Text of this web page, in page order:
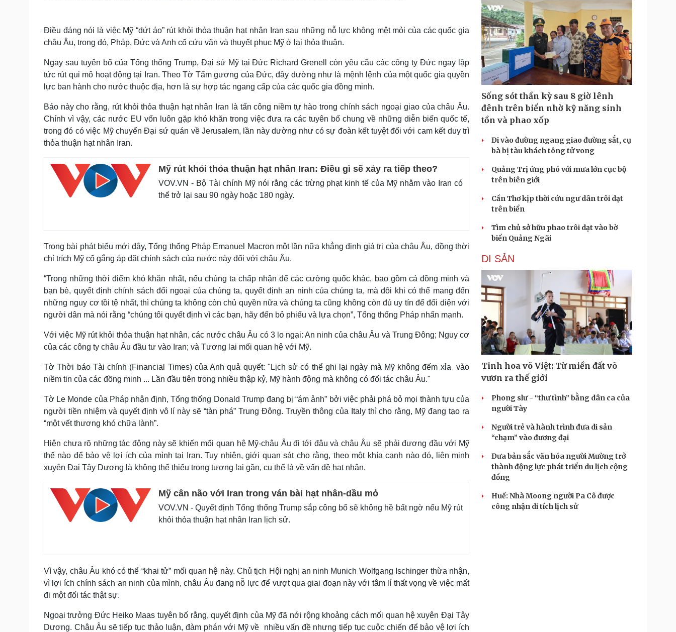
Điều đáng nói là việc Mỹ “dứt áo” rút khỏi thỏa thuận hạt nhân Iran sau những nỗ lực không mệt mỏi của các quốc gia
châu Âu, trong đó, Pháp, Đức và Anh cố cứu vãn và thuyết phục Mỹ ở lại thỏa thuận.
Ngay sau tuyên bố của Tổng thống Trump, Đại sứ Mỹ tại Đức Richard Grenell còn yêu cầu các công ty Đức ngay lập
tức rút qui mô hoạt động tại Iran. Theo Tờ Tấm gương của Đức, đây dường như là mệnh lệnh của một quốc gia quyền
lực ban hành cho nước thuộc địa, hơn là sự hợp tác ngang cấp của các quốc gia đồng minh.
Báo này cho rằng, rút khỏi thỏa thuận hạt nhân Iran là tấn công niềm tự hào trong chính sách ngoại giao của châu Âu.
Chính vì vậy, các nước EU vốn luôn gặp khó khăn trong việc đưa ra các tuyên bố chung về những diễn biến quốc tế,
trong đó có việc Mỹ chuyển Đại sứ quán về Jerusalem, lần này dường như có sự đoàn kết tuyệt đối với cam kết duy trì
thỏa thuận hạt nhân Iran.
Mỹ rút khỏi thỏa thuận hạt nhân Iran: Điều gì sẽ xảy ra tiếp theo?
VOV.VN - Bộ Tài chính Mỹ nói rằng các trừng phạt kinh tế của Mỹ nhằm vào Iran có
thể trở lại sau 90 ngày hoặc 180 ngày.
Trong bài phát biểu mới đây, Tổng thống Pháp Emanuel Macron một lần nữa khẳng định giá trị của châu Âu, đồng thời
chỉ trích Mỹ cố gắng áp đặt chính sách của nước này đối với châu Âu.
“Trong những thời điểm khó khăn nhất, nếu chúng ta chấp nhận để các cường quốc khác, bao gồm cả đồng minh và
bạn bè, quyết định chính sách đối ngoại của chúng ta, quyết định an ninh của chúng ta, mà đôi khi có thể mang đến
những nguy cơ tồi tệ nhất, thì chúng ta không còn chủ quyền nữa và chúng ta cũng không còn đủ uy tín để đối diện với
người dân mà nói rằng “chúng tôi quyết định vì các bạn, hãy đến bỏ phiếu và lựa chọn”, Tổng thống Pháp nhấn mạnh.
Với việc Mỹ rút khỏi thỏa thuận hạt nhân, các nước châu Âu có 3 lo ngại: An ninh của châu Âu và Trung Đông; Nguy cơ
của các công ty châu Âu đầu tư vào Iran; và Tương lai mối quan hệ với Mỹ.
Tờ Thời báo Tài chính (Financial Times) của Anh quả quyết: "Lịch sử có thể ghi lại ngày mà Mỹ không đếm xỉa vào
niềm tin của các đồng minh ... Lần đầu tiên trong nhiều thập kỷ, Mỹ hành động mà không có đối tác châu Âu."
Tờ Le Monde của Pháp nhận định, Tổng thống Donald Trump đang bị “ám ảnh” bởi việc phải phá bỏ mọi thành tựu của
người tiền nhiệm và quyết định vô lí này sẽ “tàn phá” Trung Đông. Truyền thông của Italy thì cho rằng, Mỹ đang tạo ra
“một vết thương khó chữa lành”.
Hiện chưa rõ những tác động này sẽ khiến mối quan hệ Mỹ-châu Âu đi tới đâu và châu Âu sẽ phải đương đầu với Mỹ
thế nào để bảo vệ lợi ích của mình tại Iran. Tuy nhiên, giới quan sát cho rằng, theo một khía cạnh nào đó, liên minh
xuyên Đại Tây Dương là không thể thiếu trong tương lai gần, cụ thể là về vấn đề hạt nhân.
Mỹ cân não với Iran trong ván bài hạt nhân-dầu mỏ
VOV.VN - Quyết định Tổng thống Trump sắp công bố sẽ không hề bất ngờ nếu Mỹ rút
khỏi thỏa thuận hạt nhân Iran lịch sử.
Vì vậy, châu Âu khó có thể “khai tử” mối quan hệ này. Chủ tịch Hội nghị an ninh Munich Wolfgang Ischinger thừa nhận,
vì lợi ích chính sách an ninh của mình, châu Âu đang nỗ lực để vượt qua giai đoạn này với tâm lí thất vọng về việc mất
đi một đối tác thật sự.
Ngoại trưởng Đức Heiko Maas tuyên bố rằng, quyết định của Mỹ đã nới rộng khoảng cách mối quan hệ xuyên Đại Tây
Dương. Châu Âu sẽ tiếp tục thảo luận, đàm phán với Mỹ về nhiều vấn đề nhưng tiếp tục cuộc chiến để bảo vệ lợi ích
Sống sót thần kỳ sau 8 giờ lênh
đênh trên biển nhờ kỹ năng sinh
tồn và phao xốp
Đi vào đường ngang giao đường sắt, cụ
bà bị tàu khách tông tử vong
Quảng Trị ứng phó với mưa lớn cục bộ
trên biên giới
Cần Thơ kịp thời cứu ngư dân trôi dạt
trên biển
Tìm chủ sở hữu phao trôi dạt vào bờ
biển Quảng Ngãi
DI SẢN
Tinh hoa võ Việt: Từ miền đất võ
vươn ra thế giới
Phong slư - “thư tình” bằng dân ca của
người Tày
Người trẻ và hành trình đưa di sản
“chạm” vào đương đại
Đưa bản sắc văn hóa người Mường trở
thành động lực phát triển du lịch cộng
đồng
Huế: Nhà Moong người Pa Cô được
công nhận di tích lịch sử